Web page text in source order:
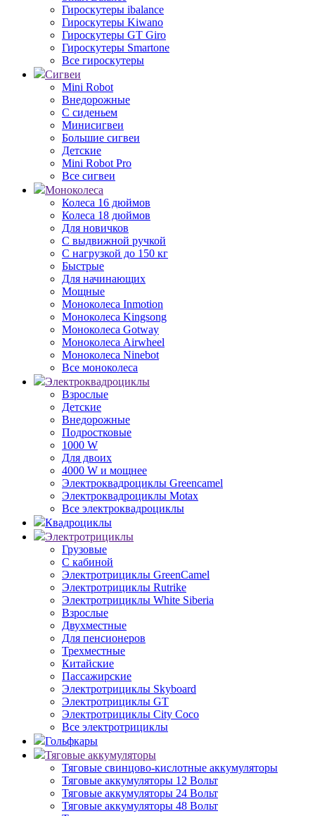
Гироскутеры ibalance
Гироскутеры Kiwano
Гироскутеры GT Giro
Гироскутеры Smartone
Все гироскутеры
Сигвеи
Mini Robot
Внедорожные
С сиденьем
Минисигвеи
Большие сигвеи
Детские
Mini Robot Pro
Все сигвеи
Моноколеса
Колеса 16 дюймов
Колеса 18 дюймов
Для новичков
С выдвижной ручкой
С нагрузкой до 150 кг
Быстрые
Для начинающих
Мощные
Моноколеса Inmotion
Моноколеса Kingsong
Моноколеса Gotway
Моноколеса Airwheel
Моноколеса Ninebot
Все моноколеса
Электроквадроциклы
Взрослые
Детские
Внедорожные
Подростковые
1000 W
Для двоих
4000 W и мощнее
Электроквадроциклы Greencamel
Электроквадроциклы Motax
Все электроквадроциклы
Квадроциклы
Электротрициклы
Грузовые
С кабиной
Электротрициклы GreenCamel
Электротрициклы Rutrike
Электротрициклы White Siberia
Взрослые
Двухместные
Для пенсионеров
Трехместные
Китайские
Пассажирские
Электротрициклы Skyboard
Электротрициклы GT
Электротрициклы City Coco
Все электротрициклы
Гольфкары
Тяговые аккумуляторы
Тяговые свинцово-кислотные аккумуляторы
Тяговые аккумуляторы 12 Вольт
Тяговые аккумуляторы 24 Вольт
Тяговые аккумуляторы 48 Вольт